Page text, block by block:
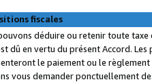
fiscales
déduire ou retenir toute
dû en vertu du présent Accord.
le paiement ou le
vous demander ponctuellement